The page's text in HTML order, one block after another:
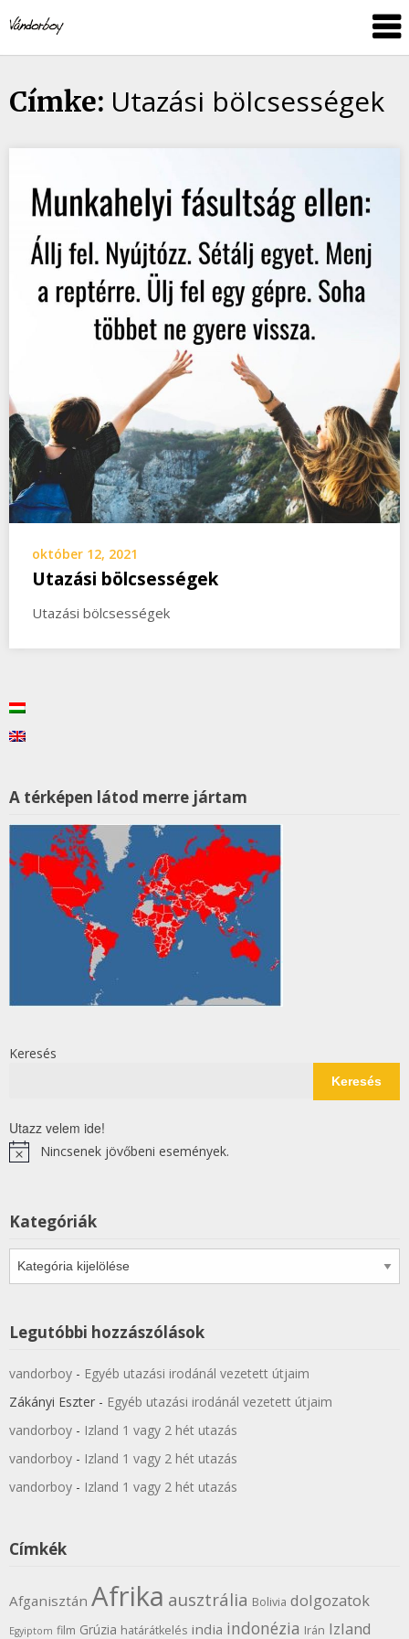
to
content
Címke: Utazási bölcsességek
október 12, 2021
Utazási bölcsességek
Utazási bölcsességek
A térképen látod merre jártam
Keresés
Keresés
Utazz velem ide!
NoticeNincsenek jövőbeni események.
Kategóriák
Legutóbbi hozzászólások
vandorboy - Egyéb utazási irodánál vezetett útjaim
Zákányi Eszter - Egyéb utazási irodánál vezetett útjaim
vandorboy - Izland 1 vagy 2 hét utazás
vandorboy - Izland 1 vagy 2 hét utazás
vandorboy - Izland 1 vagy 2 hét utazás
Címkék
Afganisztán Afrika ausztrália Bolivia dolgozatok
Egyiptom film Grúzia határátkelés india indonézia Irán Izland